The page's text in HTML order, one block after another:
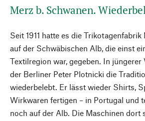
Merz b. Schwanen.
Seit 1911 hatte es die
auf der Schwäbischen Alb, die einst
Textilregion war, gegeben. In jüngerer
der Berliner Peter Plotnicki die
wiederbelebt. Er lässt wieder Shirts,
Wirkwaren fertigen – in Portugal und
noch auf der Alb. Die Maschinen dort